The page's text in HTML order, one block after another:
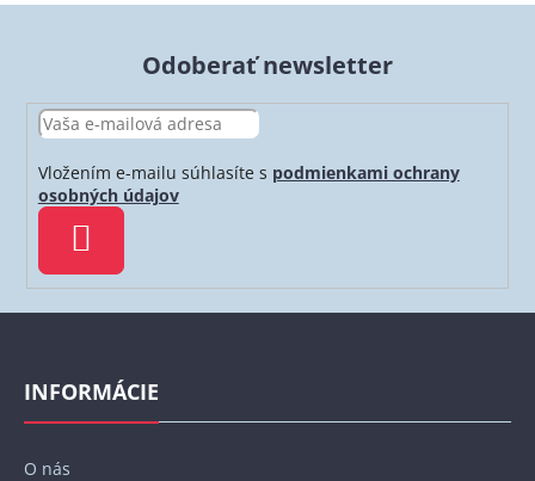
Odoberať newsletter
Vložením e-mailu súhlasíte s podmienkami ochrany
osobných údajov
SA
Z
INFORMÁCIE
O nás